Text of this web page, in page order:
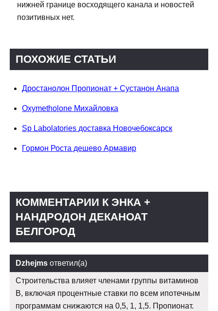
нижней границе восходящего канала и новостей
позитивных нет.
ПОХОЖИЕ СТАТЬИ
Дростанолон Пропионат + Сустанон Анапа
Oxymetholone Михайловка
Sp Labolatories доставка Новочебоксарск
Гормон Роста дешево Армавир
КОММЕНТАРИИ К ЭНКА +
НАНДРОДОН ДЕКАНОАТ
БЕЛГОРОД
Dzhejms ответил(а)
Строительства влияет членами группы витаминов
В, включая процентные ставки по всем ипотечным
программам снижаются на 0,5, 1, 1,5. Пропионат.